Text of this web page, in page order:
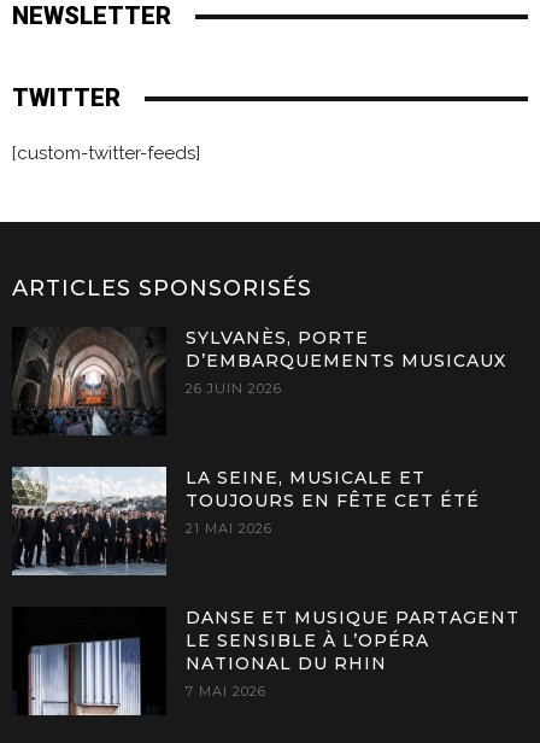
NEWSLETTER
TWITTER
[custom-twitter-feeds]
ARTICLES SPONSORISÉS
SYLVANÈS, PORTE
D’EMBARQUEMENTS MUSICAUX
26 JUIN 2026
LA SEINE, MUSICALE ET
TOUJOURS EN FÊTE CET ÉTÉ
21 MAI 2026
DANSE ET MUSIQUE PARTAGENT
LE SENSIBLE À L’OPÉRA
NATIONAL DU RHIN
7 MAI 2026